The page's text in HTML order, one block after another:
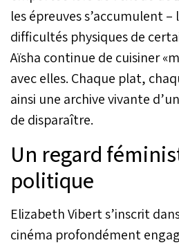
les épreuves s’accumulent –
difficultés physiques de
Aïsha continue de cuisiner
avec elles. Chaque plat,
ainsi une archive vivante
de disparaître.
Un regard
politique
Elizabeth Vibert s’inscrit
cinéma profondément